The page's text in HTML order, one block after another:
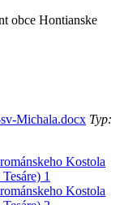
obce Hontianske
Michala.docx Typ: